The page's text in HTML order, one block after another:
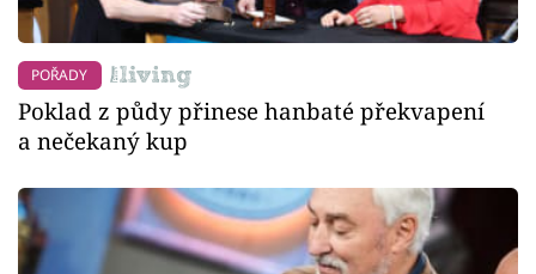
POŘADY
Poklad z půdy přinese hanbaté překvapení
a nečekaný kup